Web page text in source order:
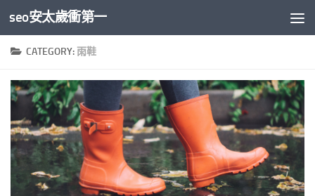
Skip to content
seo安太歲衝第一
CATEGORY: 雨鞋